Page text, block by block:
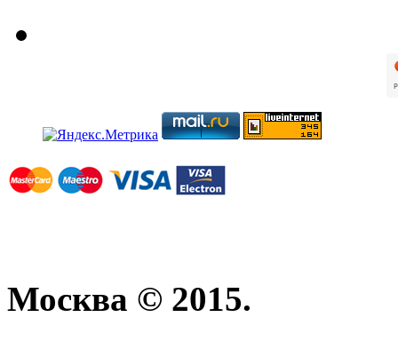
Москва © 2015.